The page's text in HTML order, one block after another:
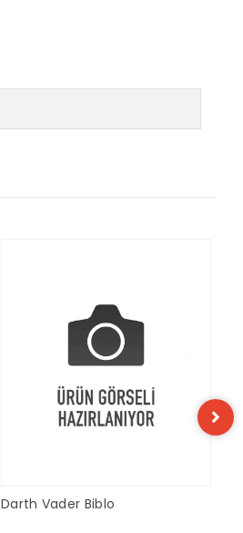
Darth Vader Biblo